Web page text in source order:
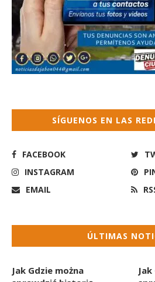
SÍGUENOS EN LAS
FACEBOOK
INSTAGRAM
EMAIL
ÚLTIMAS
Jak Gdzie można